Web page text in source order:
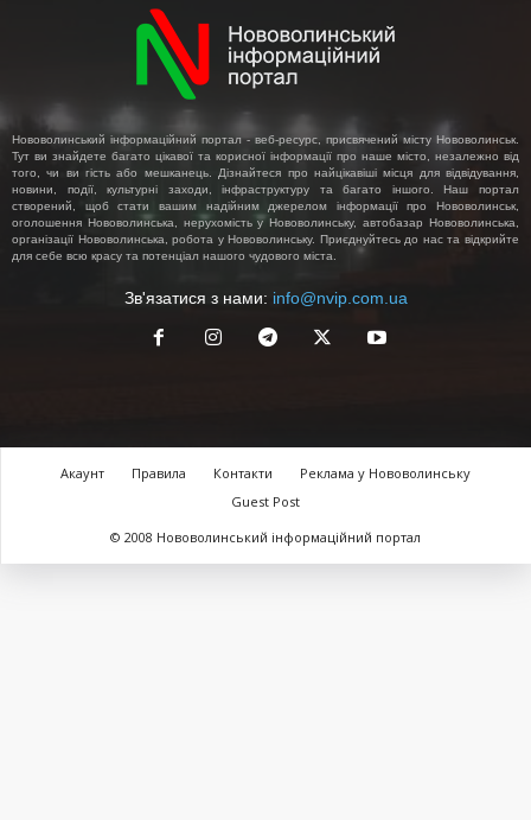
Нововолинський інформаційний портал - веб-ресурс, присвячений місту Нововолинськ.
Тут ви знайдете багато цікавої та корисної інформації про наше місто, незалежно від
того, чи ви гість або мешканець. Дізнайтеся про найцікавіші місця для відвідування,
новини, події, культурні заходи, інфраструктуру та багато іншого. Наш портал
створений, щоб стати вашим надійним джерелом інформації про Нововолинськ,
оголошення Нововолинська, нерухомість у Нововолинську, автобазар Нововолинська,
організації Нововолинська, робота у Нововолинську. Приєднуйтесь до нас та відкрийте
для себе всю красу та потенціал нашого чудового міста.
Зв'язатися з нами: info@nvip.com.ua
Акаунт Правила Контакти
Реклама у Нововолинську
Guest Post
© 2008 Нововолинський інформаційний портал